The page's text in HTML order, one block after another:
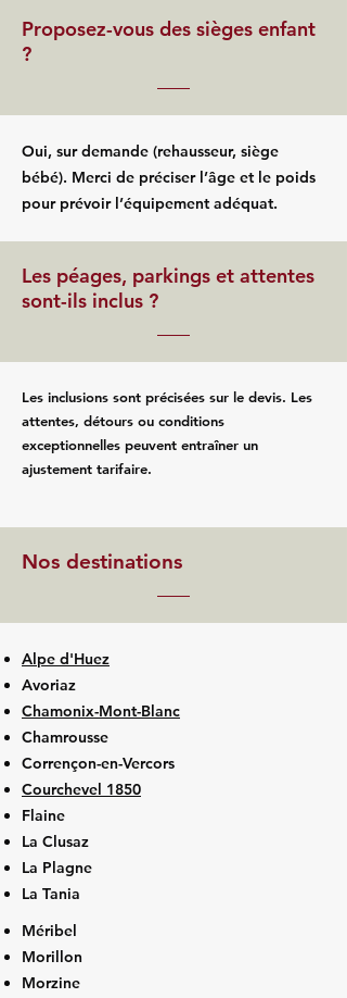
Proposez-vous des sièges enfant
?
Oui, sur demande (rehausseur, siège
bébé). Merci de préciser l’âge et le poids
pour prévoir l’équipement adéquat.
Les péages, parkings et attentes
sont-ils inclus ?
Les inclusions sont précisées sur le devis. Les
attentes, détours ou conditions
exceptionnelles peuvent entraîner un
ajustement tarifaire.
Nos destinations
Alpe d'Huez
Avoriaz
Chamonix-Mont-Blanc
Chamrousse
Corrençon-en-Vercors
Courchevel 1850
Flaine
La Clusaz
La Plagne
La Tania
Méribel
Morillon
Morzine